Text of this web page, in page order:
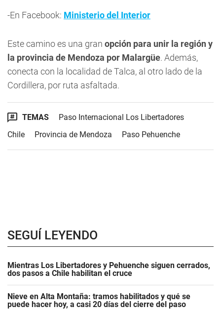
-En Facebook: Ministerio del Interior
Este camino es una gran opción para unir la región y
la provincia de Mendoza por Malargüe. Además,
conecta con la localidad de Talca, al otro lado de la
Cordillera, por ruta asfaltada.
TEMAS
Paso Internacional Los Libertadores
Chile
Provincia de Mendoza Paso Pehuenche
SEGUÍ LEYENDO
Mientras Los Libertadores y Pehuenche siguen cerrados,
dos pasos a Chile habilitan el cruce
Nieve en Alta Montaña: tramos habilitados y qué se
puede hacer hoy, a casi 20 días del cierre del paso